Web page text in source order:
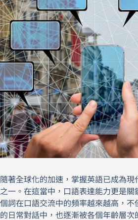
隨著全球化的加速，掌握英語已成為現
之一。在這當中，口語表達能力更是關
個詞在口語交流中的頻率越來越高，不
的日常對話中，也逐漸被各個年齡層次